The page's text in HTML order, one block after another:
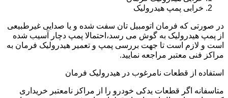
خرابی پمپ هیدرولیک
در صورتی که فرمان اتومبیل تان سفت شده و یا صدایی غیرطبیعی
از پمپ هیدرولیک به گوش می رسد،احتمالا پمپ دچار آسیب شده
است و لازم است تا جهت بررسی پمپ و تعمیر هیدرولیک فرمان به
مراکز فنی معتبر مراجعه نمایید.
استفاده از قطعات نامرغوب در هیدرولیک فرمان
متاسفانه اگر قطعات یدکی خودرو را از مراکز نامعتبر خریداری